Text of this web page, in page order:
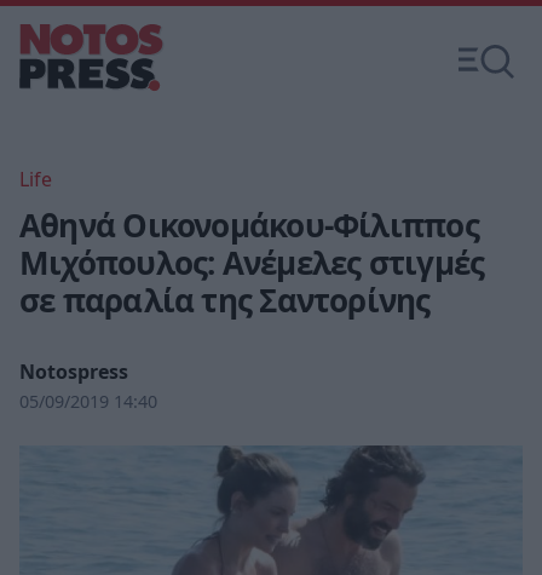
Life
Αθηνά Οικονομάκου-Φίλιππος
Μιχόπουλος: Ανέμελες στιγμές
σε παραλία της Σαντορίνης
Notospress
05/09/2019 14:40